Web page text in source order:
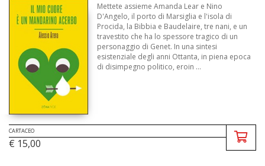
Mettete assieme Amanda Lear e Nino
D'Angelo, il porto di Marsiglia e l'isola di
Procida, la Bibbia e Baudelaire, tre nani, e un
travestito che ha lo spessore tragico di un
personaggio di Genet. In una sintesi
esistenziale degli anni Ottanta, in piena epoca
di disimpegno politico, eroin ...
CARTACEO
€ 15,00